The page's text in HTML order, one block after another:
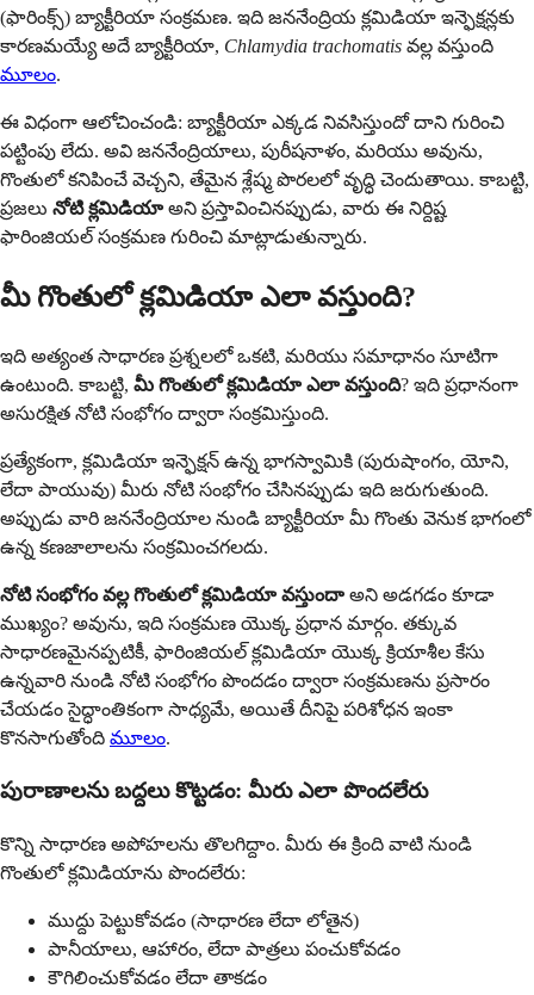
(ఫారింక్స్) బ్యాక్టీరియా సంక్రమణ. ఇది జననేంద్రియ క్లమిడియా ఇన్ఫెక్షన్లకు
కారణమయ్యే అదే బ్యాక్టీరియా, Chlamydia trachomatis వల్ల వస్తుంది
మూలం.
ఈ విధంగా ఆలోచించండి: బ్యాక్టీరియా ఎక్కడ నివసిస్తుందో దాని గురించి
పట్టింపు లేదు. అవి జననేంద్రియాలు, పురీషనాళం, మరియు అవును,
గొంతులో కనిపించే వెచ్చని, తేమైన శ్లేష్మ పొరలలో వృద్ధి చెందుతాయి. కాబట్టి,
ప్రజలు నోటి క్లమిడియా అని ప్రస్తావించినప్పుడు, వారు ఈ నిర్దిష్ట
ఫారింజియల్ సంక్రమణ గురించి మాట్లాడుతున్నారు.
మీ గొంతులో క్లమిడియా ఎలా వస్తుంది?
ఇది అత్యంత సాధారణ ప్రశ్నలలో ఒకటి, మరియు సమాధానం సూటిగా
ఉంటుంది. కాబట్టి, మీ గొంతులో క్లమిడియా ఎలా వస్తుంది? ఇది ప్రధానంగా
అసురక్షిత నోటి సంభోగం ద్వారా సంక్రమిస్తుంది.
ప్రత్యేకంగా, క్లమిడియా ఇన్ఫెక్షన్ ఉన్న భాగస్వామికి (పురుషాంగం, యోని,
లేదా పాయువు) మీరు నోటి సంభోగం చేసినప్పుడు ఇది జరుగుతుంది.
అప్పుడు వారి జననేంద్రియాల నుండి బ్యాక్టీరియా మీ గొంతు వెనుక భాగంలో
ఉన్న కణజాలాలను సంక్రమించగలదు.
నోటి సంభోగం వల్ల గొంతులో క్లమిడియా వస్తుందా అని అడగడం కూడా
ముఖ్యం? అవును, ఇది సంక్రమణ యొక్క ప్రధాన మార్గం. తక్కువ
సాధారణమైనప్పటికీ, ఫారింజియల్ క్లమిడియా యొక్క క్రియాశీల కేసు
ఉన్నవారి నుండి నోటి సంభోగం పొందడం ద్వారా సంక్రమణను ప్రసారం
చేయడం సైద్ధాంతికంగా సాధ్యమే, అయితే దీనిపై పరిశోధన ఇంకా
కొనసాగుతోంది మూలం.
పురాణాలను బద్దలు కొట్టడం: మీరు ఎలా పొందలేరు
కొన్ని సాధారణ అపోహలను తొలగిద్దాం. మీరు ఈ క్రింది వాటి నుండి
గొంతులో క్లమిడియాను పొందలేరు:
ముద్దు పెట్టుకోవడం (సాధారణ లేదా లోతైన)
పానీయాలు, ఆహారం, లేదా పాత్రలు పంచుకోవడం
కౌగిలించుకోవడం లేదా తాకడం